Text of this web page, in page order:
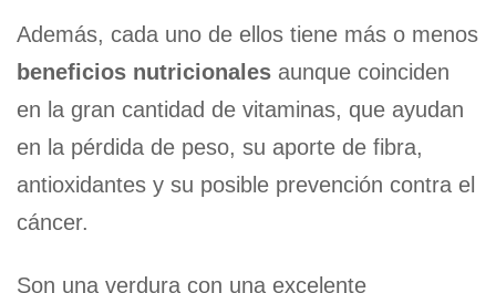
Además, cada uno de ellos tiene más o menos
beneficios nutricionales aunque coinciden
en la gran cantidad de vitaminas, que ayudan
en la pérdida de peso, su aporte de fibra,
antioxidantes y su posible prevención contra el
cáncer.
Son una verdura con una excelente